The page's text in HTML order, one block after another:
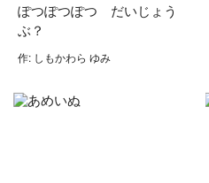
ぽつぽつぽつ だいじょう
ぶ？
作: しもかわら ゆみ